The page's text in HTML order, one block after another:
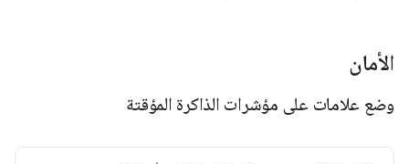
الأمان
وضع علامات على مؤشرات الذاكرة المؤقتة